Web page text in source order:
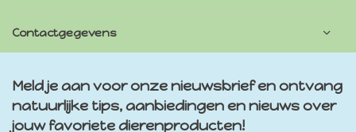
Contactgegevens
Meld je aan voor onze nieuwsbrief en ontvang
natuurlijke tips, aanbiedingen en nieuws over
jouw favoriete dierenproducten!